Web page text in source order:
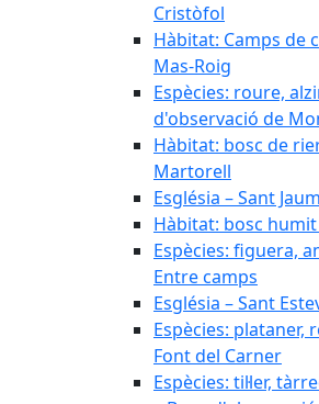
Cristòfol
Hàbitat: Camps de
Mas-Roig
Espècies: roure,
d'observació de
Hàbitat: bosc de
Martorell
Església – Sant
Hàbitat: bosc
Espècies: figuera,
Entre camps
Església – Sant
Espècies: plataner,
Font del Carner
Espècies: til·ler,